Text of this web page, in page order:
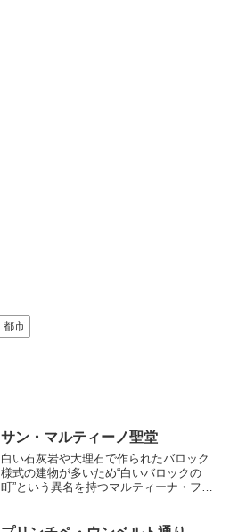
都市
サン・マルティーノ聖堂
白い石灰岩や大理石で作られたバロック
様式の建物が多いため“白いバロックの
町”という異名を持つマルティーナ・フラ